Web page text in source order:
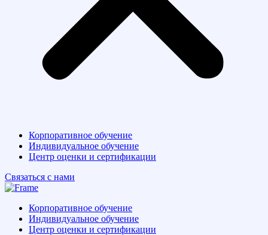
Корпоративное обучение
Индивидуальное обучение
Центр оценки и сертификации
Связаться с нами
Корпоративное обучение
Индивидуальное обучение
Центр оценки и сертификации